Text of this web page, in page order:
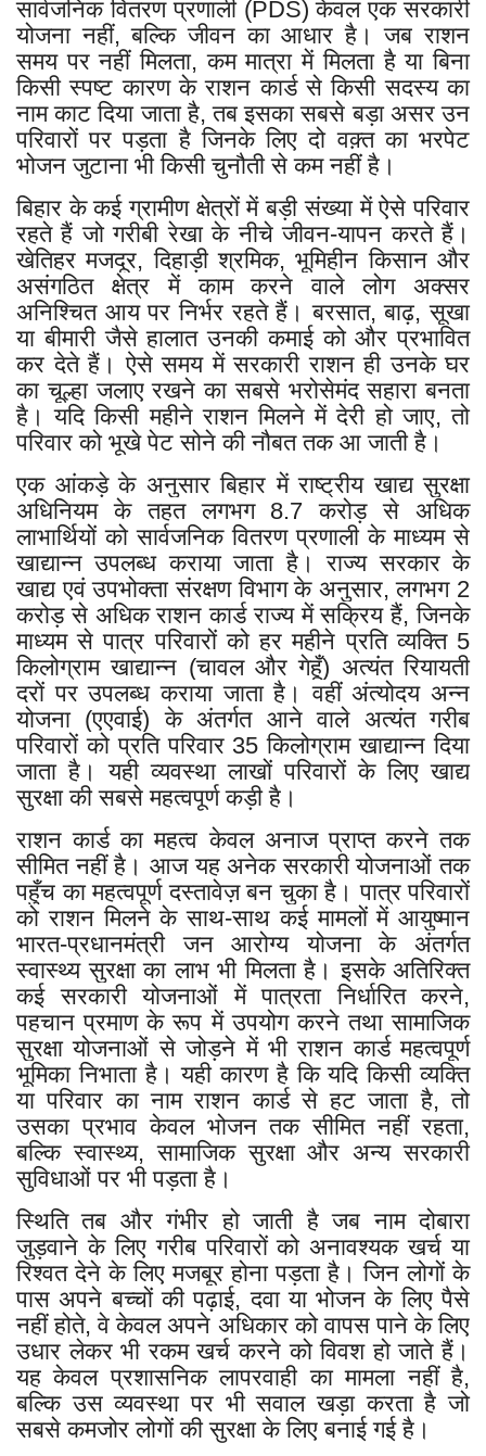
सार्वजनिक वितरण प्रणाली (PDS) केवल एक सरकारी
योजना नहीं, बल्कि जीवन का आधार है। जब राशन
समय पर नहीं मिलता, कम मात्रा में मिलता है या बिना
किसी स्पष्ट कारण के राशन कार्ड से किसी सदस्य का
नाम काट दिया जाता है, तब इसका सबसे बड़ा असर उन
परिवारों पर पड़ता है जिनके लिए दो वक़्त का भरपेट
भोजन जुटाना भी किसी चुनौती से कम नहीं है।
बिहार के कई ग्रामीण क्षेत्रों में बड़ी संख्या में ऐसे परिवार
रहते हैं जो गरीबी रेखा के नीचे जीवन-यापन करते हैं।
खेतिहर मजदूर, दिहाड़ी श्रमिक, भूमिहीन किसान और
असंगठित क्षेत्र में काम करने वाले लोग अक्सर
अनिश्चित आय पर निर्भर रहते हैं। बरसात, बाढ़, सूखा
या बीमारी जैसे हालात उनकी कमाई को और प्रभावित
कर देते हैं। ऐसे समय में सरकारी राशन ही उनके घर
का चूल्हा जलाए रखने का सबसे भरोसेमंद सहारा बनता
है। यदि किसी महीने राशन मिलने में देरी हो जाए, तो
परिवार को भूखे पेट सोने की नौबत तक आ जाती है।
एक आंकड़े के अनुसार बिहार में राष्ट्रीय खाद्य सुरक्षा
अधिनियम के तहत लगभग 8.7 करोड़ से अधिक
लाभार्थियों को सार्वजनिक वितरण प्रणाली के माध्यम से
खाद्यान्न उपलब्ध कराया जाता है। राज्य सरकार के
खाद्य एवं उपभोक्ता संरक्षण विभाग के अनुसार, लगभग 2
करोड़ से अधिक राशन कार्ड राज्य में सक्रिय हैं, जिनके
माध्यम से पात्र परिवारों को हर महीने प्रति व्यक्ति 5
किलोग्राम खाद्यान्न (चावल और गेहूँ) अत्यंत रियायती
दरों पर उपलब्ध कराया जाता है। वहीं अंत्योदय अन्न
योजना (एएवाई) के अंतर्गत आने वाले अत्यंत गरीब
परिवारों को प्रति परिवार 35 किलोग्राम खाद्यान्न दिया
जाता है। यही व्यवस्था लाखों परिवारों के लिए खाद्य
सुरक्षा की सबसे महत्वपूर्ण कड़ी है।
राशन कार्ड का महत्व केवल अनाज प्राप्त करने तक
सीमित नहीं है। आज यह अनेक सरकारी योजनाओं तक
पहुँच का महत्वपूर्ण दस्तावेज़ बन चुका है। पात्र परिवारों
को राशन मिलने के साथ-साथ कई मामलों में आयुष्मान
भारत-प्रधानमंत्री जन आरोग्य योजना के अंतर्गत
स्वास्थ्य सुरक्षा का लाभ भी मिलता है। इसके अतिरिक्त
कई सरकारी योजनाओं में पात्रता निर्धारित करने,
पहचान प्रमाण के रूप में उपयोग करने तथा सामाजिक
सुरक्षा योजनाओं से जोड़ने में भी राशन कार्ड महत्वपूर्ण
भूमिका निभाता है। यही कारण है कि यदि किसी व्यक्ति
या परिवार का नाम राशन कार्ड से हट जाता है, तो
उसका प्रभाव केवल भोजन तक सीमित नहीं रहता,
बल्कि स्वास्थ्य, सामाजिक सुरक्षा और अन्य सरकारी
सुविधाओं पर भी पड़ता है।
स्थिति तब और गंभीर हो जाती है जब नाम दोबारा
जुड़वाने के लिए गरीब परिवारों को अनावश्यक खर्च या
रिश्वत देने के लिए मजबूर होना पड़ता है। जिन लोगों के
पास अपने बच्चों की पढ़ाई, दवा या भोजन के लिए पैसे
नहीं होते, वे केवल अपने अधिकार को वापस पाने के लिए
उधार लेकर भी रकम खर्च करने को विवश हो जाते हैं।
यह केवल प्रशासनिक लापरवाही का मामला नहीं है,
बल्कि उस व्यवस्था पर भी सवाल खड़ा करता है जो
सबसे कमजोर लोगों की सुरक्षा के लिए बनाई गई है।